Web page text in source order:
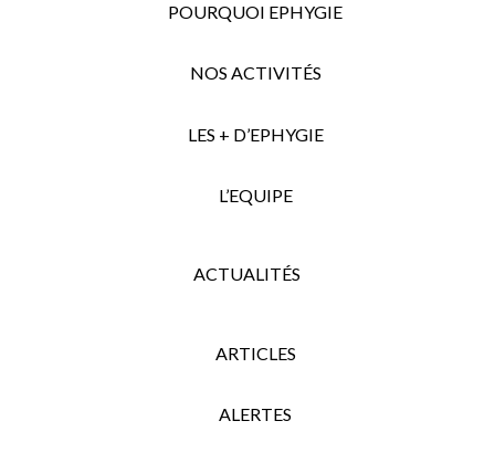
POURQUOI EPHYGIE
NOS ACTIVITÉS
LES + D’EPHYGIE
L’EQUIPE
ACTUALITÉS
ARTICLES
ALERTES